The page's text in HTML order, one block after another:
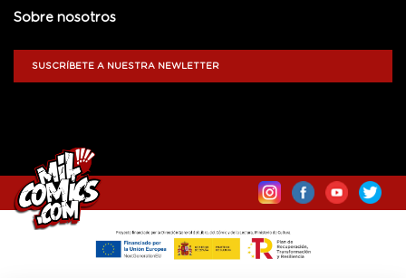
Sobre nosotros
SUSCRÍBETE A NUESTRA NEWLETTER